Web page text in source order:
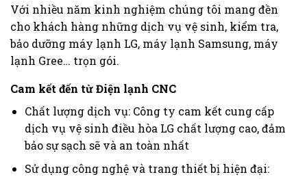
Với nhiều năm kinh nghiệm chúng tôi mang đền
cho khách hàng những dịch vụ vệ sinh, kiểm tra,
bảo dưỡng máy lạnh LG, máy lạnh Samsung, máy
lạnh Gree… trọn gói.
Cam kết đến từ Điện lạnh CNC
Chất lượng dịch vụ: Công ty cam kết cung cấp
dịch vụ vệ sinh điều hòa LG chất lượng cao, đảm
bảo sự sạch sẽ và an toàn nhất
Sử dụng công nghệ và trang thiết bị hiện đại: